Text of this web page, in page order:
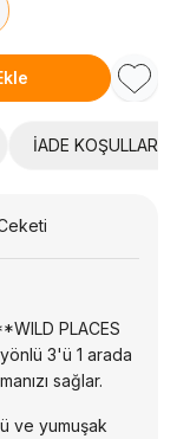
İADE KOŞULLARI
PLACES
3'ü 1 arada
sağlar.
ve yumuşak